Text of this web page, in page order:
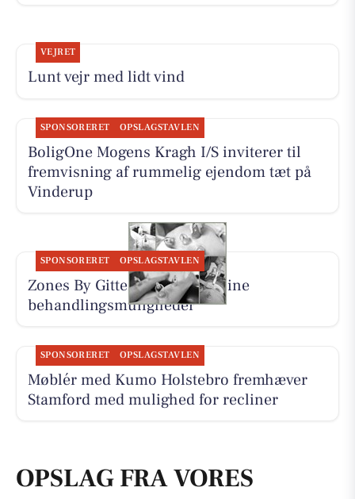
VEJRET
Lunt vejr med lidt vind
SPONSORERET OPSLAGSTAVLEN
BoligOne Mogens Kragh I/S inviterer til
fremvisning af rummelig ejendom tæt på
Vinderup
SPONSORERET OPSLAGSTAVLEN
Zones By Gitte præsenterer sine
behandlingsmuligheder
SPONSORERET OPSLAGSTAVLEN
Møblér med Kumo Holstebro fremhæver
Stamford med mulighed for recliner
OPSLAG FRA VORES